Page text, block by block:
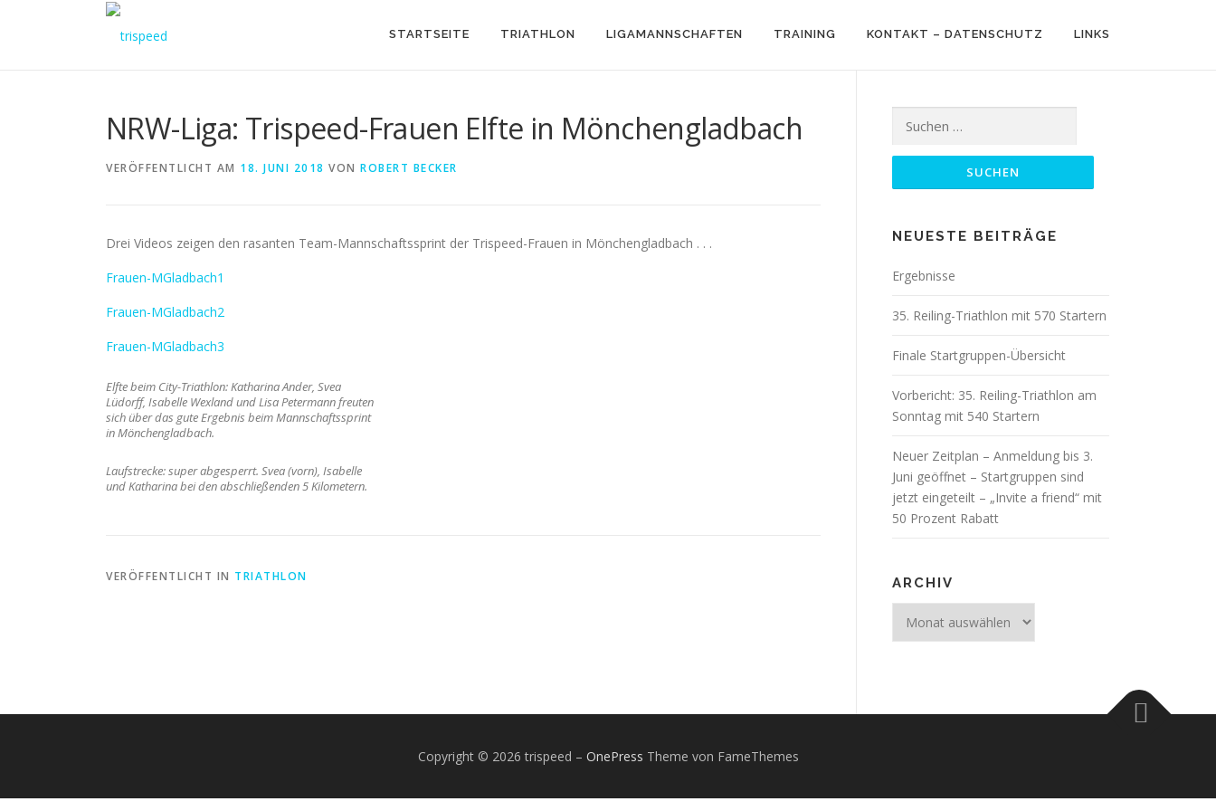
STARTSEITE TRIATHLON LIGAMANNSCHAFTEN TRAINING KONTAKT – DATENSCHUTZ LINKS
NRW-Liga: Trispeed-Frauen Elfte in Mönchengladbach
VERÖFFENTLICHT AM 18. JUNI 2018 VON ROBERT BECKER
Drei Videos zeigen den rasanten Team-Mannschaftssprint der Trispeed-Frauen in Mönchengladbach . . .
Frauen-MGladbach1
Frauen-MGladbach2
Frauen-MGladbach3
Elfte beim City-Triathlon: Katharina Ander, Svea
Lüdorff, Isabelle Wexland und Lisa Petermann freuten
sich über das gute Ergebnis beim Mannschaftssprint
in Mönchengladbach.
Laufstrecke: super abgesperrt. Svea (vorn), Isabelle
und Katharina bei den abschließenden 5 Kilometern.
VERÖFFENTLICHT IN TRIATHLON
nach:
NEUESTE BEITRÄGE
Ergebnisse
35. Reiling-Triathlon mit 570 Startern
Finale Startgruppen-Übersicht
Vorbericht: 35. Reiling-Triathlon am
Sonntag mit 540 Startern
Neuer Zeitplan – Anmeldung bis 3.
Juni geöffnet – Startgruppen sind
jetzt eingeteilt – „Invite a friend“ mit
50 Prozent Rabatt
ARCHIV
Copyright © 2026 trispeed – OnePress Theme von FameThemes